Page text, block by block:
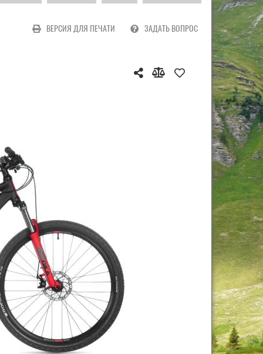
ВЕРСИЯ ДЛЯ ПЕЧАТИ ЗАДАТЬ ВОПРОС